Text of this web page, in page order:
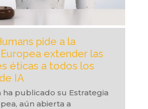
pide a la
extender las
éticas a todos los
IA
ha publicado su Estrategia
aún abierta a